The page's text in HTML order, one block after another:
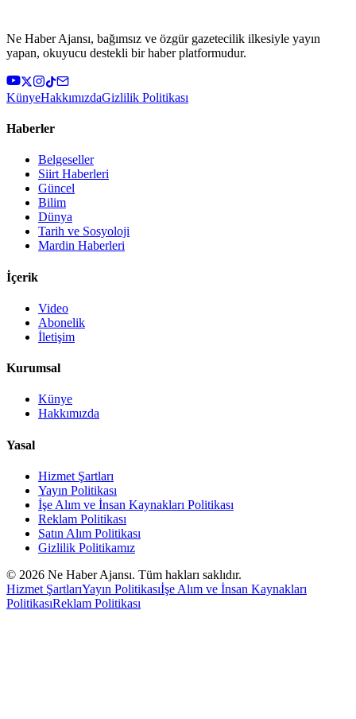
Ne Haber Ajansı, bağımsız ve özgür gazetecilik ilkesiyle yayın
yapan, okuyucu destekli bir haber platformudur.
KünyeHakkımızdaGizlilik Politikası
Haberler
Belgeseller
Siirt Haberleri
Güncel
Bilim
Dünya
Tarih ve Sosyoloji
Mardin Haberleri
İçerik
Video
Abonelik
İletişim
Kurumsal
Künye
Hakkımızda
Yasal
Hizmet Şartları
Yayın Politikası
İşe Alım ve İnsan Kaynakları Politikası
Reklam Politikası
Satın Alım Politikası
Gizlilik Politikamız
© 2026 Ne Haber Ajansı. Tüm hakları saklıdır.
Hizmet ŞartlarıYayın Politikasıİşe Alım ve İnsan Kaynakları
PolitikasıReklam Politikası